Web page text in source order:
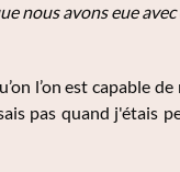
nous avons eue avec
l’on est capable
pas quand j'étais